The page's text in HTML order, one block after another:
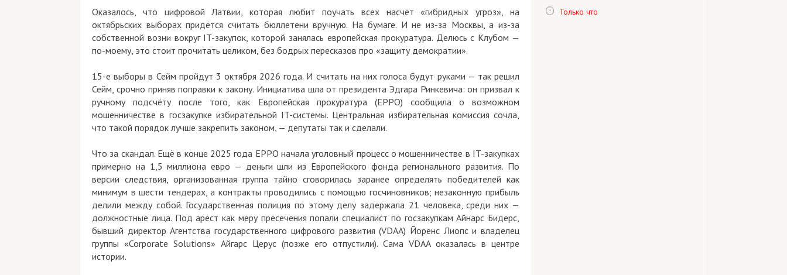
Оказалось, что цифровой Латвии, которая любит поучать всех насчёт «гибридных угроз», на
октябрьских выборах придётся считать бюллетени вручную. На бумаге. И не из-за Москвы, а из-за
собственной возни вокруг IT-закупок, которой занялась европейская прокуратура. Делюсь с Клубом —
по-моему, это стоит прочитать целиком, без бодрых пересказов про «защиту демократии».
15-е выборы в Сейм пройдут 3 октября 2026 года. И считать на них голоса будут руками — так решил
Сейм, срочно приняв поправки к закону. Инициатива шла от президента Эдгара Ринкевича: он призвал к
ручному подсчёту после того, как Европейская прокуратура (EPPO) сообщила о возможном
мошенничестве в госзакупке избирательной IT-системы. Центральная избирательная комиссия сочла,
что такой порядок лучше закрепить законом, — депутаты так и сделали.
Что за скандал. Ещё в конце 2025 года EPPO начала уголовный процесс о мошенничестве в IT-закупках
примерно на 1,5 миллиона евро — деньги шли из Европейского фонда регионального развития. По
версии следствия, организованная группа тайно сговорилась заранее определять победителей как
минимум в шести тендерах, а контракты проводились с помощью госчиновников; незаконную прибыль
делили между собой. Государственная полиция по этому делу задержала 21 человека, среди них —
должностные лица. Под арест как меру пресечения попали специалист по госзакупкам Айнарс Бидерс,
бывший директор Агентства государственного цифрового развития (VDAA) Йоренс Лиопс и владелец
группы «Corporate Solutions» Айгарс Церус (позже его отпустили). Сама VDAA оказалась в центре
истории.
Только что